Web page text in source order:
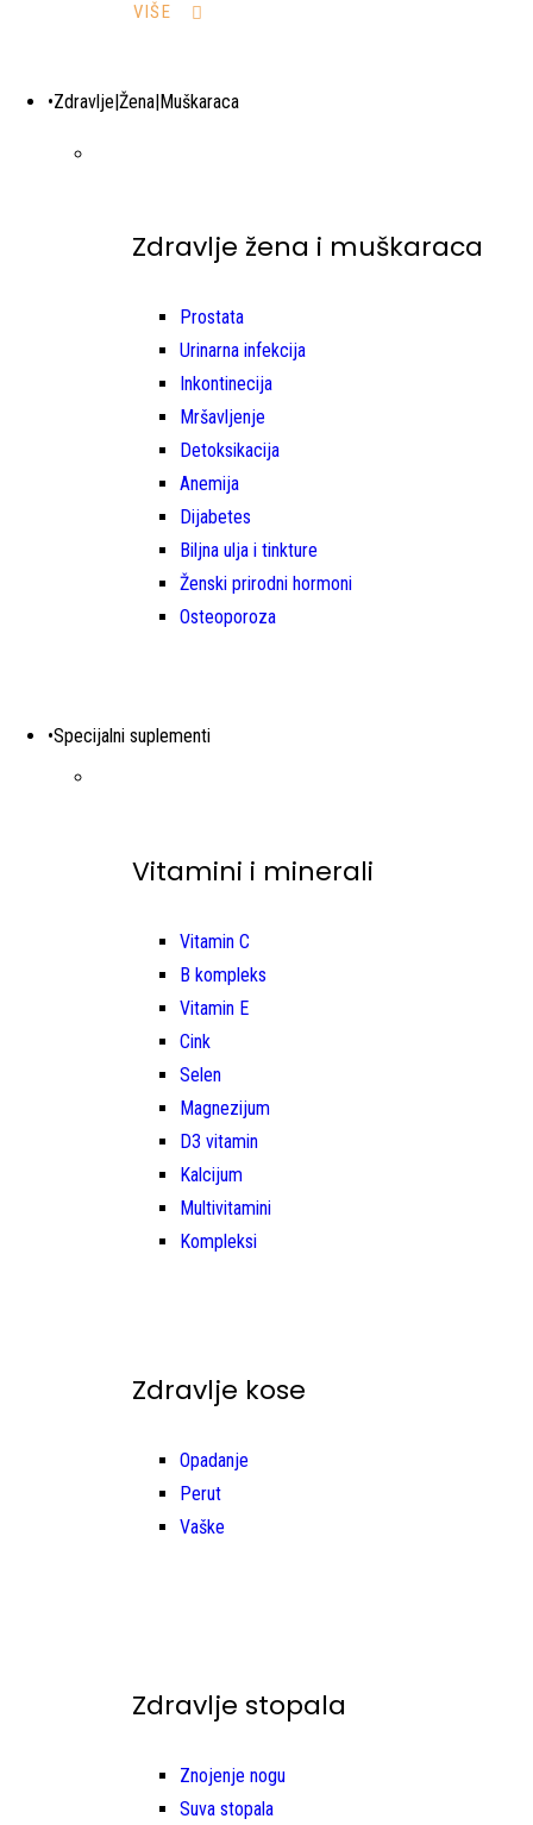
VIŠE
•Zdravlje|Žena|Muškaraca
Zdravlje žena i muškaraca
Prostata
Urinarna infekcija
Inkontinecija
Mršavljenje
Detoksikacija
Anemija
Dijabetes
Biljna ulja i tinkture
Ženski prirodni hormoni
Osteoporoza
•Specijalni suplementi
Vitamini i minerali
Vitamin C
B kompleks
Vitamin E
Cink
Selen
Magnezijum
D3 vitamin
Kalcijum
Multivitamini
Kompleksi
Zdravlje kose
Opadanje
Perut
Vaške
Zdravlje stopala
Znojenje nogu
Suva stopala